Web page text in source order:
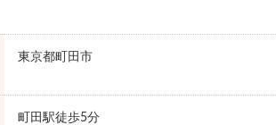
東京都町田市
町田駅徒歩5分